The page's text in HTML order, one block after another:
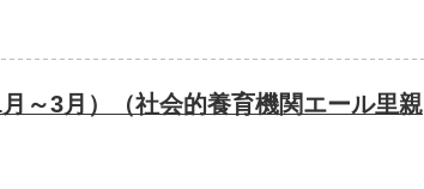
～3月）（社会的養育機関エール里親